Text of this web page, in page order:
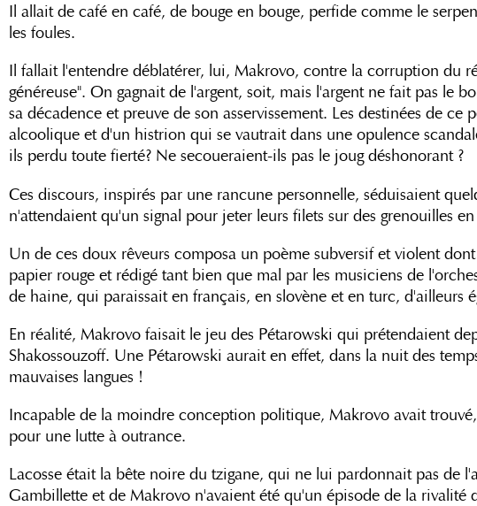
Il allait de café en café, de bouge en bouge, perfide comme le
les foules.
Il fallait l'entendre déblatérer, lui, Makrovo, contre la corruption du
généreuse". On gagnait de l'argent, soit, mais l'argent ne fait pas le
sa décadence et preuve de son asservissement. Les destinées de
alcoolique et d'un histrion qui se vautrait dans une opulence
ils perdu toute fierté? Ne secoueraient-ils pas le joug déshonorant ?
Ces discours, inspirés par une rancune personnelle, séduisaient
n'attendaient qu'un signal pour jeter leurs filets sur des grenouilles
Un de ces doux rêveurs composa un poème subversif et violent
papier rouge et rédigé tant bien que mal par les musiciens de
de haine, qui paraissait en français, en slovène et en turc, d'ailleurs
En réalité, Makrovo faisait le jeu des Pétarowski qui prétendaient
Shakossouzoff. Une Pétarowski aurait en effet, dans la nuit des
mauvaises langues !
Incapable de la moindre conception politique, Makrovo avait
pour une lutte à outrance.
Lacosse était la bête noire du tzigane, qui ne lui pardonnait pas de
Gambillette et de Makrovo n'avaient été qu'un épisode de la rivalité